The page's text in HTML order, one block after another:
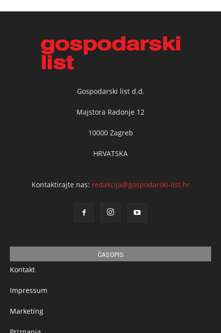
Gospodarski list d.d.
Majstora Radonje 12
10000 Zagreb
HRVATSKA
Kontaktirajte nas: redakcija@gospodarski-list.hr
ČASOPIS
Kontakt
Impressum
Marketing